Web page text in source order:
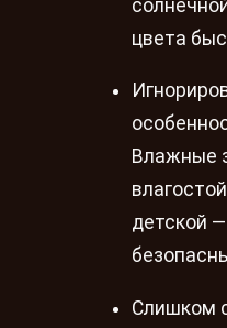
цвета
Влажные
детской
Слишком